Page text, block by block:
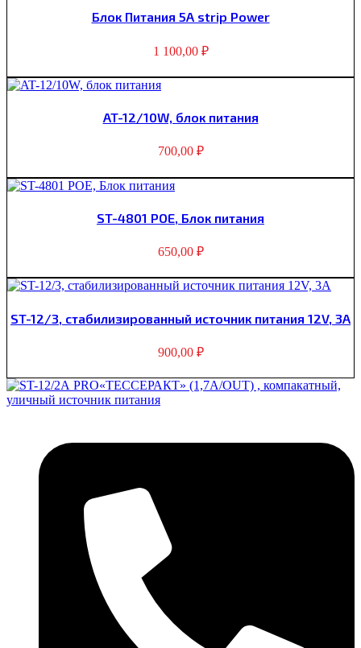
Блок Питания 5А strip Power
1 100,00 ₽
AT-12/10W, блок питания
700,00 ₽
ST-4801 POE, Блок питания
650,00 ₽
ST-12/3, стабилизированный источник питания 12V, 3A
900,00 ₽